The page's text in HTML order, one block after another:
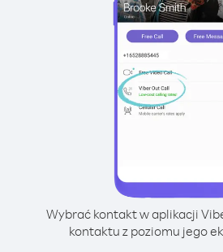
Wybrać kontakt w aplikacji
kontaktu z poziomu jego